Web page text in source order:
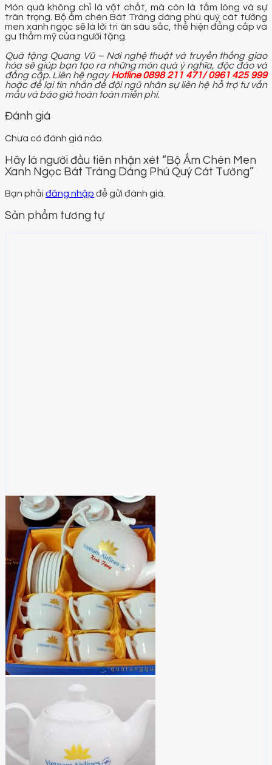
Món quà không chỉ là vật chất, mà còn là tấm lòng và sự
trân trọng. Bộ ấm chén Bát Tràng dáng phú quý cát tường
men xanh ngọc sẽ là lời tri ân sâu sắc, thể hiện đẳng cấp và
gu thẩm mỹ của người tặng.
Quà tặng Quang Vũ – Nơi nghệ thuật và truyền thống giao
hòa sẽ giúp bạn tạo ra những món quà ý nghĩa, độc đáo và
đẳng cấp. Liên hệ ngayHotline 0898 211 471/ 0961 425 999
hoặc để lại tin nhắn để đội ngũ nhân sự liên hệ hỗ trợ tư vấn
mẫu và báo giá hoàn toàn miễn phí.
Đánh giá
Chưa có đánh giá nào.
Hãy là người đầu tiên nhận xét “Bộ Ấm Chén Men
Xanh Ngọc Bát Tràng Dáng Phú Quý Cát Tường”
Bạn phải đăng nhập để gửi đánh giá.
Sản phẩm tương tự